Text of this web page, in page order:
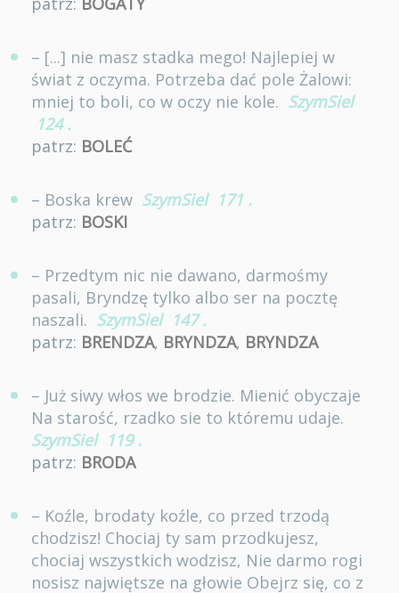
– [...] nie masz stadka mego! Najlepiej w
świat z oczyma. Potrzeba dać pole Żalowi:
mniej to boli, co w oczy nie kole. SzymSiel
124 .
patrz: BOLEĆ
– Boska krew SzymSiel 171 .
patrz: BOSKI
– Przedtym nic nie dawano, darmośmy
pasali, Bryndzę tylko albo ser na pocztę
naszali. SzymSiel 147 .
patrz: BRENDZA, BRYNDZA, BRYNDZA
– Już siwy włos we brodzie. Mienić obyczaje
Na starość, rzadko sie to któremu udaje.
SzymSiel 119 .
patrz: BRODA
– Koźle, brodaty koźle, co przed trzodą
chodzisz! Chociaj ty sam przodkujesz,
chociaj wszystkich wodzisz, Nie darmo rogi
nosisz najwiętsze na głowie Obejrz się, co z